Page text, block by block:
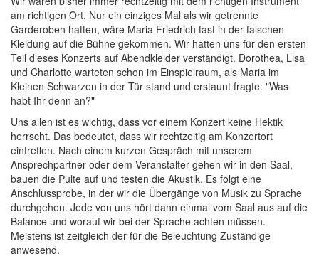
am richtigen Ort. Nur ein einziges Mal als wir getrennte
Garderoben hatten, wäre Maria Friedrich fast in der falschen
Kleidung auf die Bühne gekommen. Wir hatten uns für den ersten
Teil dieses Konzerts auf Abendkleider verständigt. Dorothea, Lisa
und Charlotte warteten schon im Einspielraum, als Maria im
Kleinen Schwarzen in der Tür stand und erstaunt fragte: "Was
habt Ihr denn an?"
Uns allen ist es wichtig, dass vor einem Konzert keine Hektik
herrscht. Das bedeutet, dass wir rechtzeitig am Konzertort
eintreffen. Nach einem kurzen Gespräch mit unserem
Ansprechpartner oder dem Veranstalter gehen wir in den Saal,
bauen die Pulte auf und testen die Akustik. Es folgt eine
Anschlussprobe, in der wir die Übergänge von Musik zu Sprache
durchgehen. Jede von uns hört dann einmal vom Saal aus auf die
Balance und worauf wir bei der Sprache achten müssen.
Meistens ist zeitgleich der für die Beleuchtung Zuständige
anwesend.